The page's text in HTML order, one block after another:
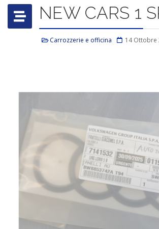
NEW CARS 1
Carrozzerie e officina 14 Ottobre